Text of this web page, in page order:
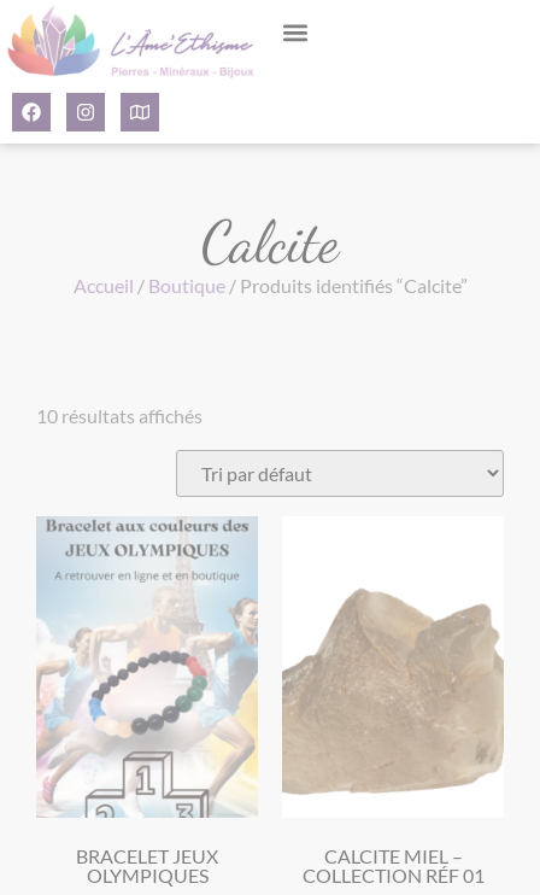
Calcite
Accueil / Boutique/ Produits identifiés “Calcite”
10 résultats affichés
BRACELET JEUX
OLYMPIQUES
CALCITE MIEL –
COLLECTION RÉF 01
Panneau de gestion des cookies